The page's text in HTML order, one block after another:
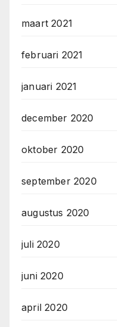
maart 2021
februari 2021
januari 2021
december 2020
oktober 2020
september 2020
augustus 2020
juli 2020
juni 2020
april 2020